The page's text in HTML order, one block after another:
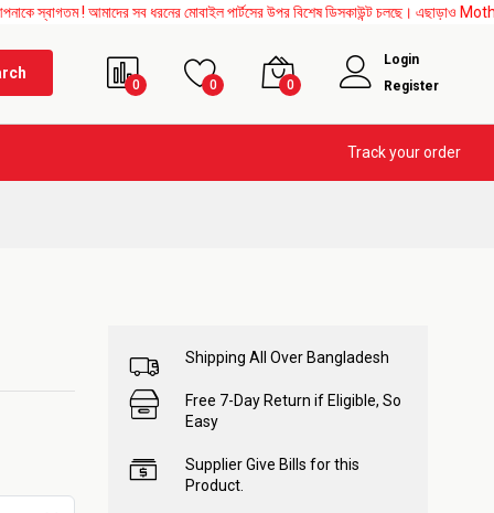
! আমাদের সব ধরনের মোবাইল পার্টসের উপর বিশেষ ডিসকাউন্ট চলছে। এছাড়াও Mother
0 0 0
Login
Register
Track your order
Shipping All Over Bangladesh
Free 7-Day Return if Eligible, So
Easy
Supplier Give Bills for this
Product.